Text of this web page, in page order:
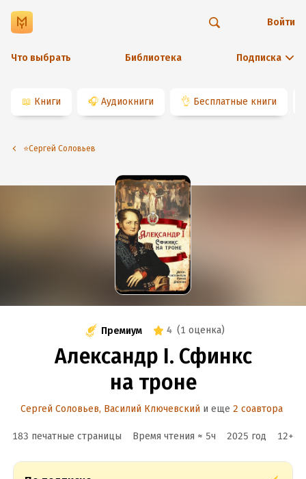
Что выбрать Библиотека Подписка
Войти
📖 Книги 🎧 Аудиокниги 👌 Бесплатные книги
⭐️Сергей Соловьев
Премиум 4 (1 оценка)
Александр I. Сфинкс
на троне
Сергей Соловьев, Василий Ключевский и еще 2 соавтора
183 печатные страницы Время чтения ≈ 5ч 2025 год 12+